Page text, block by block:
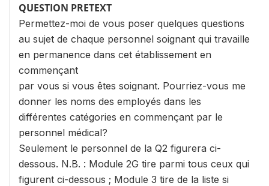
QUESTION PRETEXT
Permettez-moi de vous poser quelques questions
au sujet de chaque personnel soignant qui travaille
en permanence dans cet établissement en
commençant
par vous si vous êtes soignant. Pourriez-vous me
donner les noms des employés dans les
différentes catégories en commençant par le
personnel médical?
Seulement le personnel de la Q2 figurera ci-
dessous. N.B. : Module 2G tire parmi tous ceux qui
figurent ci-dessous ; Module 3 tire de la liste si